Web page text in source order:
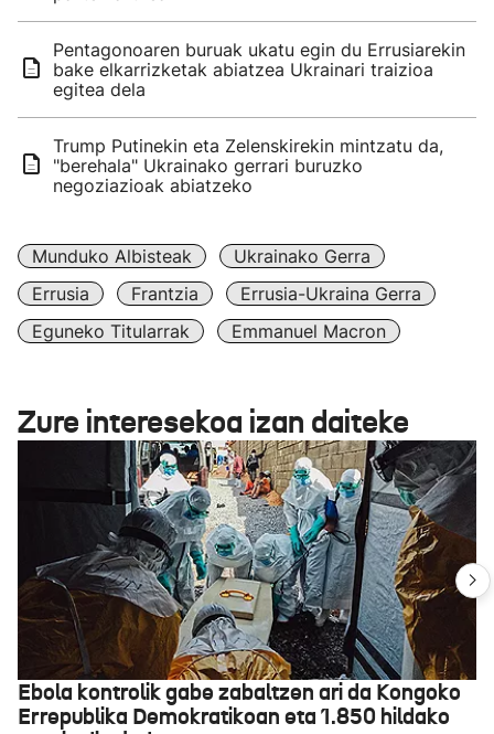
Pentagonoaren buruak ukatu egin du Errusiarekin
bake elkarrizketak abiatzea Ukrainari traizioa
egitea dela
Trump Putinekin eta Zelenskirekin mintzatu da,
"berehala" Ukrainako gerrari buruzko
negoziazioak abiatzeko
Munduko Albisteak
Ukrainako Gerra
Errusia
Frantzia
Errusia-Ukraina Gerra
Eguneko Titularrak
Emmanuel Macron
Zure interesekoa izan daiteke
Ebola kontrolik gabe zabaltzen ari da Kongoko
Errepublika Demokratikoan eta 1.850 hildako